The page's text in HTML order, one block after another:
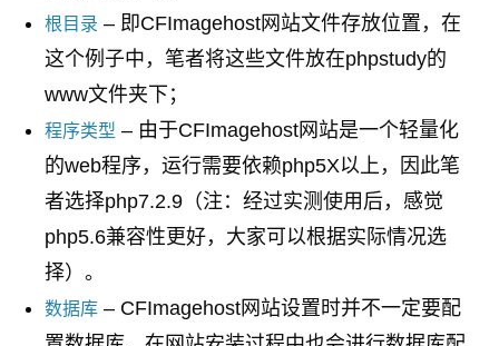
根目录 – 即CFImagehost网站文件存放位置，在
这个例子中，笔者将这些文件放在phpstudy的
www文件夹下；
程序类型 – 由于CFImagehost网站是一个轻量化
的web程序，运行需要依赖php5X以上，因此笔
者选择php7.2.9（注：经过实测使用后，感觉
php5.6兼容性更好，大家可以根据实际情况选
择）。
数据库 – CFImagehost网站设置时并不一定要配